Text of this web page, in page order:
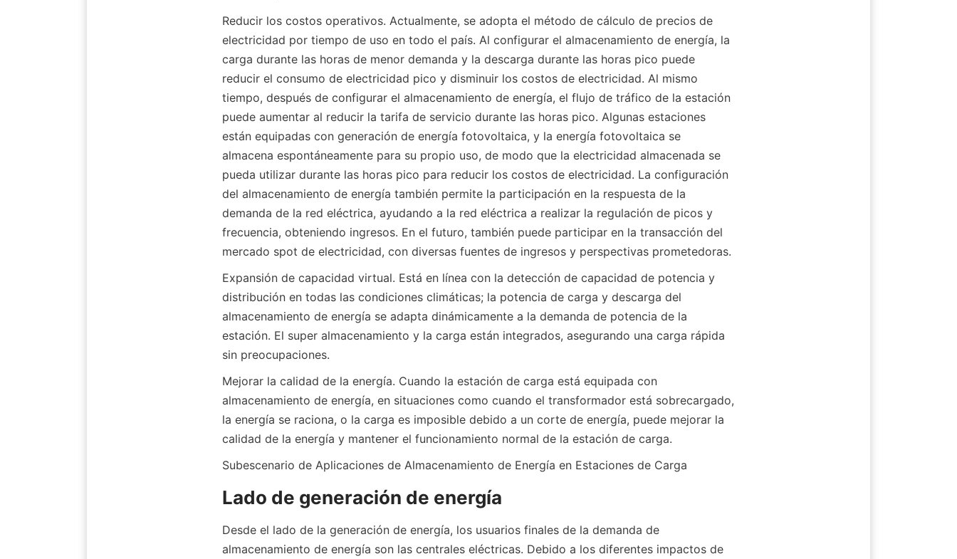
Reducir los costos operativos. Actualmente, se adopta el método de cálculo de precios de
electricidad por tiempo de uso en todo el país. Al configurar el almacenamiento de energía, la
carga durante las horas de menor demanda y la descarga durante las horas pico puede
reducir el consumo de electricidad pico y disminuir los costos de electricidad. Al mismo
tiempo, después de configurar el almacenamiento de energía, el flujo de tráfico de la estación
puede aumentar al reducir la tarifa de servicio durante las horas pico. Algunas estaciones
están equipadas con generación de energía fotovoltaica, y la energía fotovoltaica se
almacena espontáneamente para su propio uso, de modo que la electricidad almacenada se
pueda utilizar durante las horas pico para reducir los costos de electricidad. La configuración
del almacenamiento de energía también permite la participación en la respuesta de la
demanda de la red eléctrica, ayudando a la red eléctrica a realizar la regulación de picos y
frecuencia, obteniendo ingresos. En el futuro, también puede participar en la transacción del
mercado spot de electricidad, con diversas fuentes de ingresos y perspectivas prometedoras.
Expansión de capacidad virtual. Está en línea con la detección de capacidad de potencia y
distribución en todas las condiciones climáticas; la potencia de carga y descarga del
almacenamiento de energía se adapta dinámicamente a la demanda de potencia de la
estación. El super almacenamiento y la carga están integrados, asegurando una carga rápida
sin preocupaciones.
Mejorar la calidad de la energía. Cuando la estación de carga está equipada con
almacenamiento de energía, en situaciones como cuando el transformador está sobrecargado,
la energía se raciona, o la carga es imposible debido a un corte de energía, puede mejorar la
calidad de la energía y mantener el funcionamiento normal de la estación de carga.
Subescenario de Aplicaciones de Almacenamiento de Energía en Estaciones de Carga
Lado de generación de energía
Desde el lado de la generación de energía, los usuarios finales de la demanda de
almacenamiento de energía son las centrales eléctricas. Debido a los diferentes impactos de